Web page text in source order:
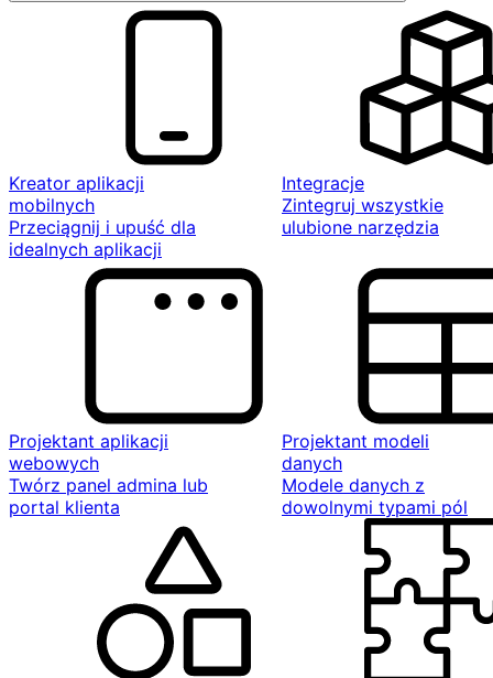
Kreator aplikacji
mobilnych
Przeciągnij i upuść dla
idealnych aplikacji
Integracje
Zintegruj wszystkie
ulubione narzędzia
Projektant aplikacji
webowych
Twórz panel admina lub
portal klienta
Projektant modeli
danych
Modele danych z
dowolnymi typami pól